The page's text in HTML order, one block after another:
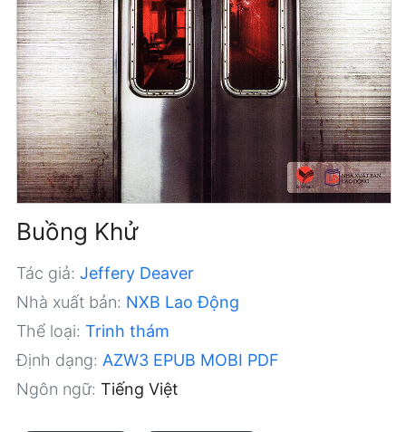
Buồng Khử
Tác giả: Jeffery Deaver
Nhà xuất bản: NXB Lao Động
Thể loại: Trinh thám
Định dạng: AZW3 EPUB MOBI PDF
Ngôn ngữ: Tiếng Việt